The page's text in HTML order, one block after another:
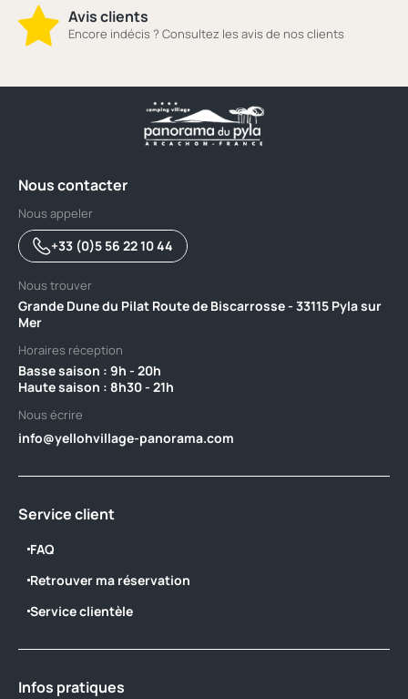
Avis clients
Encore indécis ? Consultez les avis de nos clients
Nous contacter
Nous appeler
+33 (0)5 56 22 10 44
Nous trouver
Grande Dune du Pilat Route de Biscarrosse - 33115 Pyla sur
Mer
Horaires réception
Basse saison : 9h - 20h ‎ ‎ ‎ ‎ ‎ ‎ ‎ ‎ ‎ ‎ ‎ ‎ ‎ ‎ ‎ ‎ ‎ ‎ ‎ ‎ ‎ ‎ ‎ ‎ ‎ ‎ ‎ ‎ ‎ ‎ ‎ ‎ ‎ ‎ ‎ ‎ ‎ ‎ ‎ ‎ ‎ ‎ ‎ ‎ ‎ ‎ ‎ ‎ ‎ ‎ ‎ ‎ ‎ ‎ ‎ ‎ ‎ ‎ ‎ ‎ ‎ ‎ ‎ ‎ ‎ ‎ ‎ ‎ ‎ ‎ ‎ ‎ ‎ ‎ ‎ ‎
Haute saison : 8h30 - 21h
Nous écrire
info@yellohvillage-panorama.com
Service client
FAQ
Retrouver ma réservation
Service clientèle
Infos pratiques